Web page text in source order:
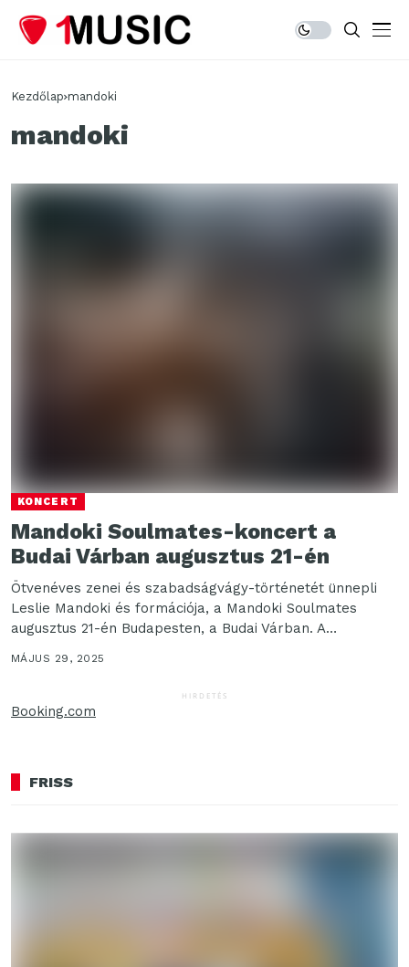
Kezdőlap mandoki
mandoki
KONCERT
Mandoki Soulmates-koncert a
Budai Várban augusztus 21-én
Ötvenéves zenei és szabadságvágy-történetét ünnepli
Leslie Mandoki és formációja, a Mandoki Soulmates
augusztus 21-én Budapesten, a Budai Várban. A
Szentháromság téren rendezett ingyenes...
MÁJUS 29, 2025
HIRDETÉS
Booking.com
FRISS